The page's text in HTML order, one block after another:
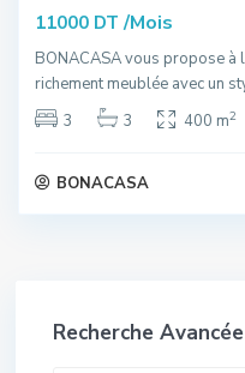
11000 DT /Mois
BONACASA vous propose à
richement meublée avec un
3
3 400 m2
BONACASA
Recherche Avancée